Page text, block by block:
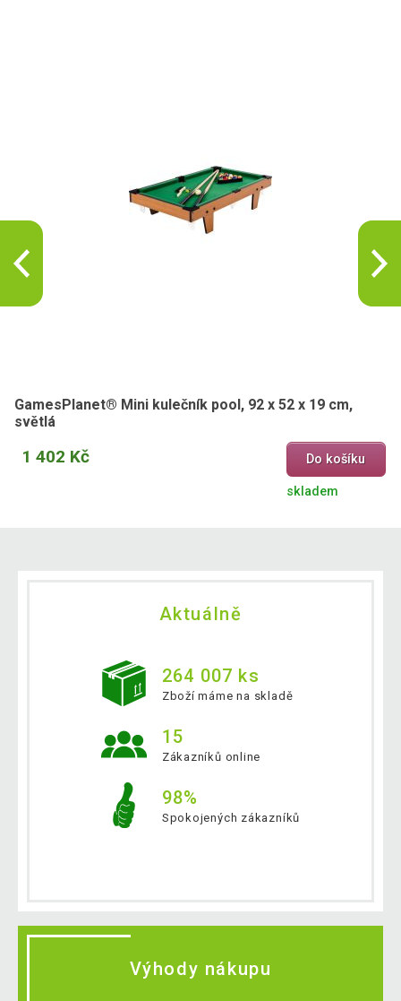
GamesPlanet® Mini kulečník pool, 92 x 52 x 19 cm,
světlá
1 402 Kč Do košíku
skladem
Aktuálně
264 007 ks
Zboží máme na skladě
15
Zákazníků online
98%
Spokojených zákazníků
Výhody nákupu